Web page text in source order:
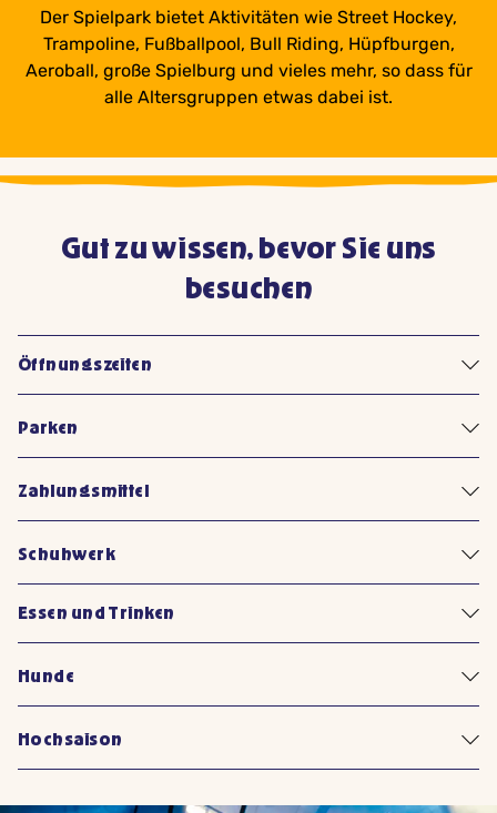
Der Spielpark bietet Aktivitäten wie Street Hockey,
Trampoline, Fußballpool, Bull Riding, Hüpfburgen,
Aeroball, große Spielburg und vieles mehr, so dass für
alle Altersgruppen etwas dabei ist.
Gut zu wissen, bevor Sie uns
besuchen
Öffnungszeiten
Parken
Zahlungsmittel
Schuhwerk
Essen und Trinken
Hunde
Hochsaison